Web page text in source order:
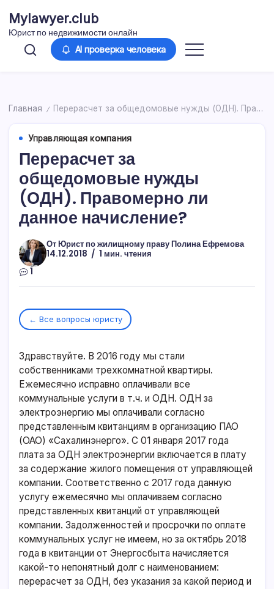
содержимому
Mylawyer.club
Юрист по недвижимости онлайн
AI проверка человека
Главная / Перерасчет за общедомовые нужды (ОДН). Правомерно ли данное начисление?
Управляющая компания
Перерасчет за
общедомовые нужды
(ОДН). Правомерно ли
данное начисление?
ОтЮрист по жилищному праву Полина Ефремова
14.12.2018
1 мин. чтения
1
← Все вопросы юристу
Здравствуйте. В 2016 году мы стали
собственниками трехкомнатной квартиры.
Ежемесячно исправно оплачивали все
коммунальные услуги в т.ч. и ОДН. ОДН за
электроэнергию мы оплачивали согласно
представленным квитанциям в организацию ПАО
(ОАО) «Сахалинэнерго». С 01 января 2017 года
плата за ОДН электроэнергии включается в плату
за содержание жилого помещения от управляющей
компании. Соответственно с 2017 года данную
услугу ежемесячно мы оплачиваем согласно
представленных квитанций от управляющей
компании. Задолженностей и просрочки по оплате
коммунальных услуг не имеем, но за октябрь 2018
года в квитанции от Энергосбыта начисляется
какой-то непонятный долг с наименованием:
перерасчет за ОДН, без указания за какой период и